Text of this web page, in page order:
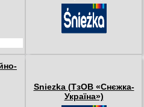
Sniezka (ТзОВ «Снєжка-
Україна»)